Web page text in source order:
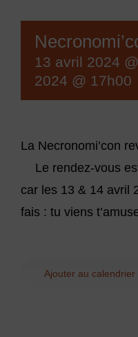
13 avril 2024
2024 @ 17h00
La Necronomi’con
Le rendez-vous
car les 13 & 14 avril
fais : tu viens
Ajouter au calendrier